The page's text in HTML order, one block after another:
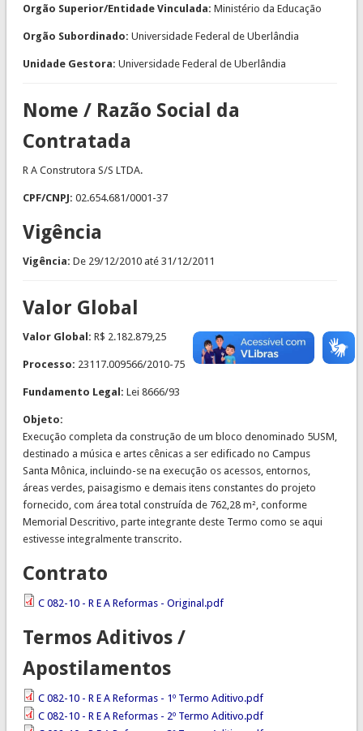
Orgão Superior/Entidade Vinculada: Ministério da Educação
Orgão Subordinado: Universidade Federal de Uberlândia
Unidade Gestora: Universidade Federal de Uberlândia
Nome / Razão Social da
Contratada
R A Construtora S/S LTDA.
CPF/CNPJ: 02.654.681/0001-37
Vigência
Vigência: De 29/12/2010até 31/12/2011
Valor Global
Valor Global: R$ 2.182.879,25
Processo: 23117.009566/2010-75
Fundamento Legal: Lei 8666/93
Objeto:
Execução completa da construção de um bloco denominado 5USM,
destinado a música e artes cênicas a ser edificado no Campus
Santa Mônica, incluindo-se na execução os acessos, entornos,
áreas verdes, paisagismo e demais itens constantes do projeto
fornecido, com área total construída de 762,28 m², conforme
Memorial Descritivo, parte integrante deste Termo como se aqui
estivesse integralmente transcrito.
Contrato
C 082-10 - R E A Reformas - Original.pdf
Termos Aditivos /
Apostilamentos
C 082-10 - R E A Reformas - 1º Termo Aditivo.pdf
C 082-10 - R E A Reformas - 2º Termo Aditivo.pdf